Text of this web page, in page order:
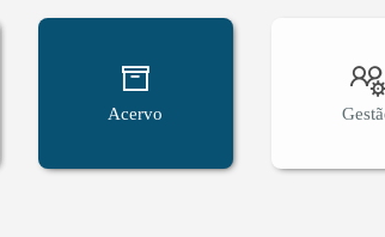
Acervo